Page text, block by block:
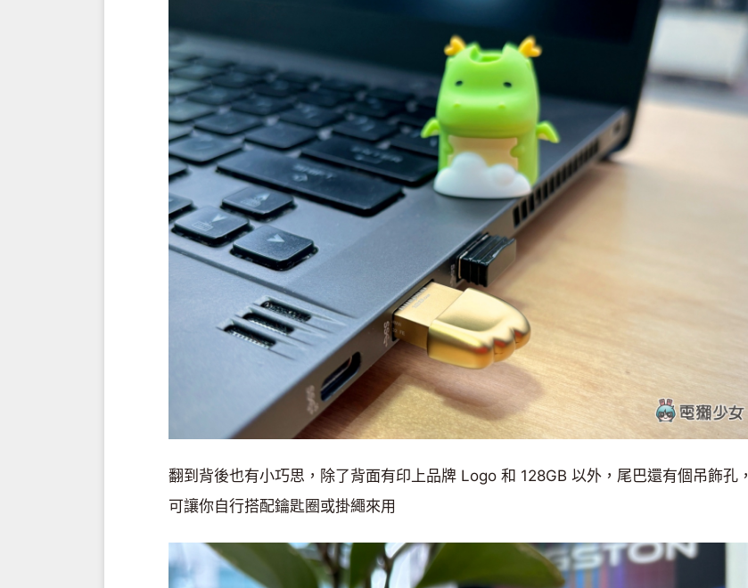
翻到背後也有小巧思，除了背面有印上品牌 Logo 和 128GB 以外，尾巴還有個吊飾孔，
可讓你自行搭配鑰匙圈或掛繩來用